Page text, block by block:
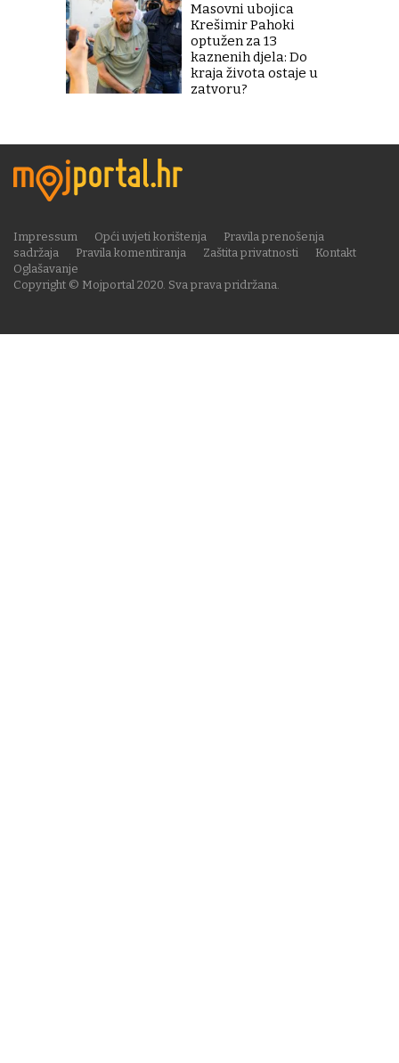
Masovni ubojica
Krešimir Pahoki
optužen za 13
kaznenih djela: Do
kraja života ostaje u
zatvoru?
Copyright © Mojportal 2020. Sva prava pridržana.
Impressum Opći uvjeti korištenja
Pravila prenošenja
sadržaja
Pravila komentiranja Zaštita privatnosti
Kontakt
Oglašavanje